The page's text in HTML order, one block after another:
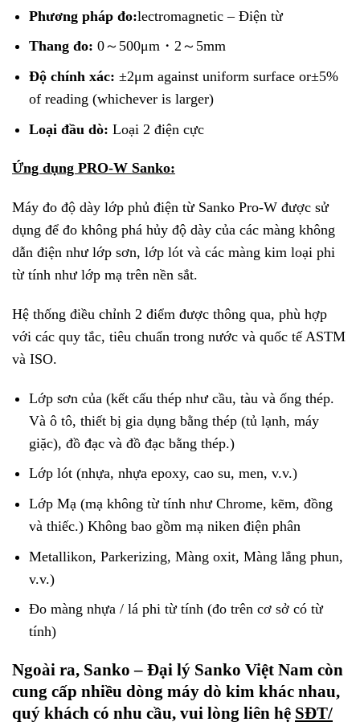
Phương pháp đo:lectromagnetic – Điện từ
Thang đo: 0～500μm・2～5mm
Độ chính xác: ±2μm against uniform surface or±5%
of reading (whichever is larger)
Loại đầu dò: Loại 2 điện cực
Ứng dụng PRO-W Sanko:
Máy đo độ dày lớp phủ điện từ Sanko Pro-W được sử
dụng để đo không phá hủy độ dày của các màng không
dẫn điện như lớp sơn, lớp lót và các màng kim loại phi
từ tính như lớp mạ trên nền sắt.
Hệ thống điều chỉnh 2 điểm được thông qua, phù hợp
với các quy tắc, tiêu chuẩn trong nước và quốc tế ASTM
và ISO.
Lớp sơn của (kết cấu thép như cầu, tàu và ống thép.
Và ô tô, thiết bị gia dụng bằng thép (tủ lạnh, máy
giặc), đồ đạc và đồ đạc bằng thép.)
Lớp lót (nhựa, nhựa epoxy, cao su, men, v.v.)
Lớp Mạ (mạ không từ tính như Chrome, kẽm, đồng
và thiếc.) Không bao gồm mạ niken điện phân
Metallikon, Parkerizing, Màng oxit, Màng lắng phun,
v.v.)
Đo màng nhựa / lá phi từ tính (đo trên cơ sở có từ
tính)
Ngoài ra, Sanko – Đại lý Sanko Việt Nam còn
cung cấp nhiều dòng máy dò kim khác nhau,
quý khách có nhu cầu, vui lòng liên hệ SĐT/